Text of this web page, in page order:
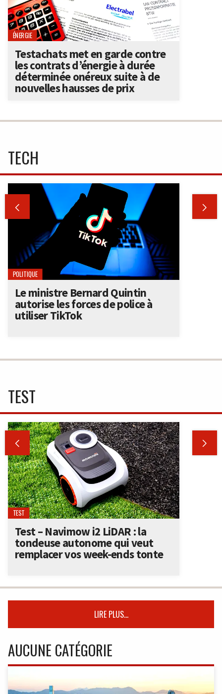
ÉNERGIE
Testachats met en garde contre
les contrats d’énergie à durée
déterminée onéreux suite à de
nouvelles hausses de prix
TECH
 
POLITIQUE
Le ministre Bernard Quintin
autorise les forces de police à
utiliser TikTok
TEST
 
TEST
Test – Navimow i2 LiDAR : la
tondeuse autonome qui veut
remplacer vos week-ends tonte
LIRE PLUS...
AUCUNE CATÉGORIE